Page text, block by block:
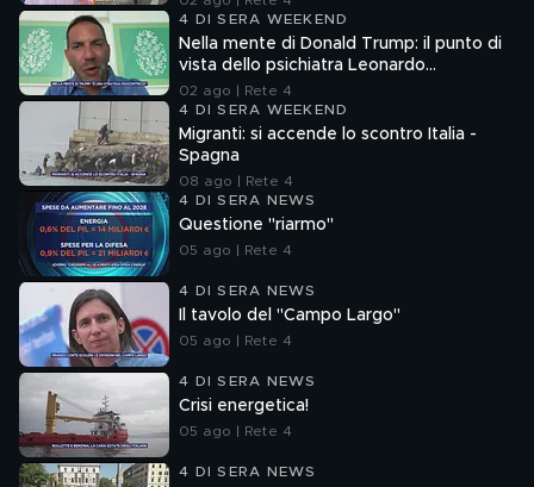
4 DI SERA WEEKEND
Nella mente di Donald Trump: il punto di
vista dello psichiatra Leonardo
Mendolicchio
02 ago | Rete 4
4 DI SERA WEEKEND
Migranti: si accende lo scontro Italia -
Spagna
08 ago | Rete 4
4 DI SERA NEWS
Questione "riarmo"
05 ago | Rete 4
4 DI SERA NEWS
Il tavolo del "Campo Largo"
05 ago | Rete 4
4 DI SERA NEWS
Crisi energetica!
05 ago | Rete 4
4 DI SERA NEWS